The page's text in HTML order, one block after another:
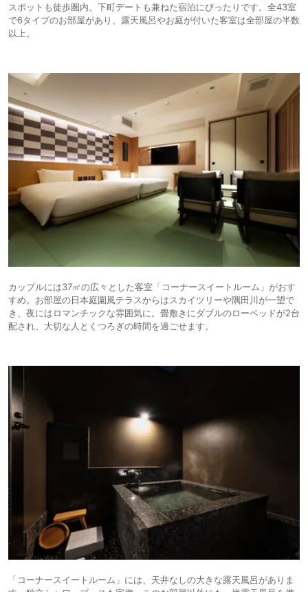
スポットも徒歩圏内。下町デートも兼ねた宿泊にぴったりです。全43室
で6タイプのお部屋があり、露天風呂やお庭が付いた客室は全部屋の半数
以上。
カップルには37㎡の広々とした客室「コーナースイートルーム」がおす
すめ。お部屋の日本庭園風テラスからはスカイツリーや隅田川が一望で
き、夜にはロマンチックな雰囲気に。畳敷きにダブルのローベッドが2台
配され、大切な人とくつろぎの時間を過ごせます。
「コーナースイートルーム」には、天井なしの大きな露天風呂がありま